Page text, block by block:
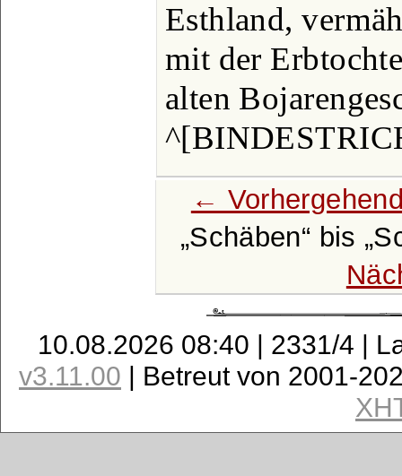
Esthland,
mit der
alten
←
Schäben
bis
10.08.2026 08:40 | 2331/4 |
v3.11.00 | Betreut von 2001-